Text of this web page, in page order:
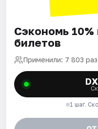
Сэкономь 10%
билетов
Применили: 7 803 раз
1 шаг.